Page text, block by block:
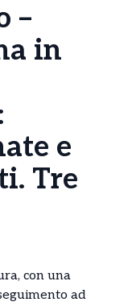
–
in
e
Tre
con una
ad